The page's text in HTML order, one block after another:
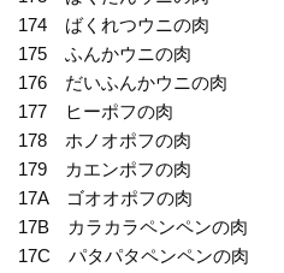
174 ばくれつウニの肉
175 ふんかウニの肉
176 だいふんかウニの肉
177 ヒーポフの肉
178 ホノオポフの肉
179 カエンポフの肉
17A ゴオオポフの肉
17B カラカラペンペンの肉
17C パタパタペンペンの肉